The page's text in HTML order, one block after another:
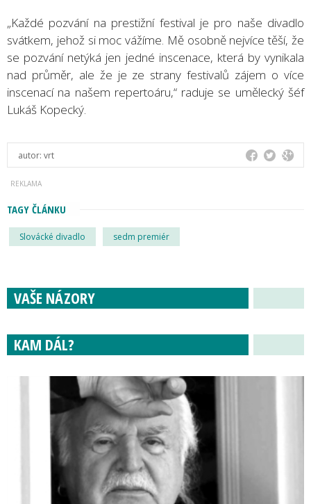
„Každé pozvání na prestižní festival je pro naše divadlo
svátkem, jehož si moc vážíme. Mě osobně nejvíce těší, že
se pozvání netýká jen jedné inscenace, která by vynikala
nad průměr, ale že je ze strany festivalů zájem o více
inscenací na našem repertoáru,“ raduje se umělecký šéf
Lukáš Kopecký.
autor: vrt
TAGY ČLÁNKU
Slovácké divadlo sedm premiér
VAŠE NÁZORY
KAM DÁL?